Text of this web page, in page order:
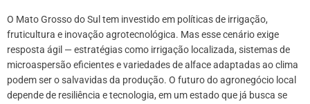
O Mato Grosso do Sul tem investido em políticas de irrigação,
fruticultura e inovação agrotecnológica. Mas esse cenário exige
resposta ágil — estratégias como irrigação localizada, sistemas de
microaspersão eficientes e variedades de alface adaptadas ao clima
podem ser o salvavidas da produção. O futuro do agronegócio local
depende de resiliência e tecnologia, em um estado que já busca se